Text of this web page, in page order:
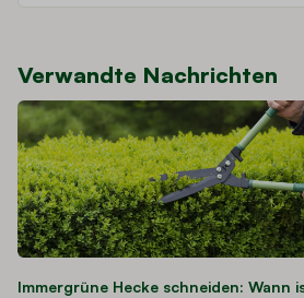
Verwandte Nachrichten
Immergrüne Hecke schneiden: Wann